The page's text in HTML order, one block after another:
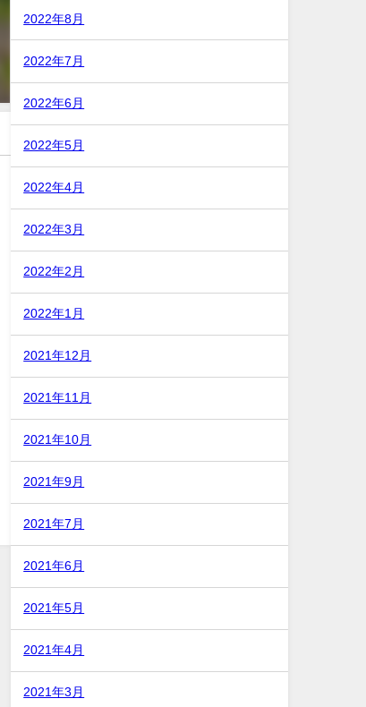
2022年8月
2022年7月
2022年6月
2022年5月
2022年4月
2022年3月
2022年2月
2022年1月
2021年12月
2021年11月
2021年10月
2021年9月
2021年7月
2021年6月
2021年5月
2021年4月
2021年3月